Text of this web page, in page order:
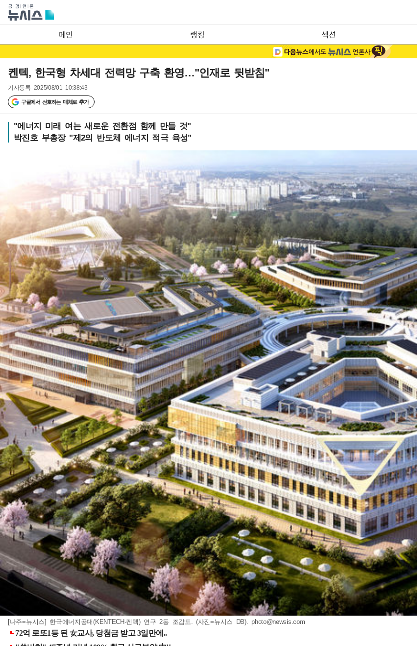
메인 랭킹 섹션
켄텍, 한국형 차세대 전력망 구축 환영…"인재로 뒷받침"
기사등록 2025/08/01 10:38:43
구글에서 선호하는 매체로 추가
"에너지 미래 여는 새로운 전환점 함께 만들 것"
박진호 부총장 "제2의 반도체 에너지 적극 육성"
[나주=뉴시스] 한국에너지공대(KENTECH·켄텍) 연구 2동 조감도. (사진=뉴시스 DB).photo@newsis.com